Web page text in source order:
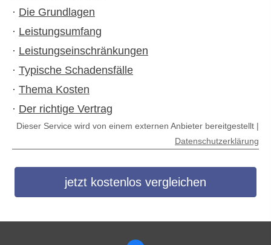
· Die Grundlagen
· Leistungsumfang
· Leistungseinschränkungen
· Typische Schadensfälle
· Thema Kosten
· Der richtige Vertrag
Dieser Service wird von einem externen Anbieter bereitgestellt |
Datenschutzerklärung
jetzt kostenlos vergleichen